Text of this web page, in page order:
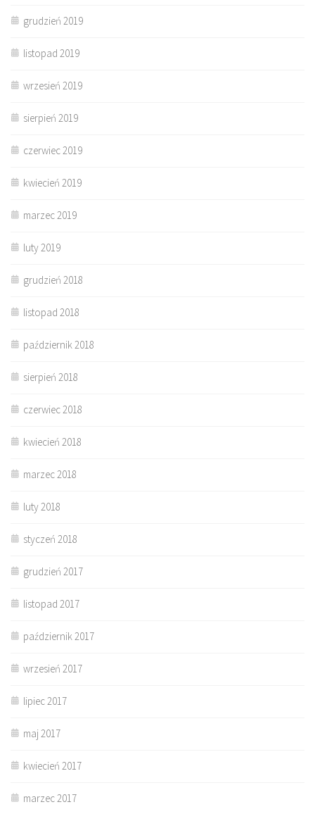
grudzień 2019
listopad 2019
wrzesień 2019
sierpień 2019
czerwiec 2019
kwiecień 2019
marzec 2019
luty 2019
grudzień 2018
listopad 2018
październik 2018
sierpień 2018
czerwiec 2018
kwiecień 2018
marzec 2018
luty 2018
styczeń 2018
grudzień 2017
listopad 2017
październik 2017
wrzesień 2017
lipiec 2017
maj 2017
kwiecień 2017
marzec 2017